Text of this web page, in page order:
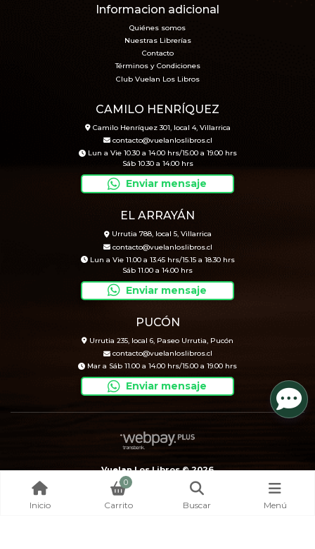
Informacion adicional
Quiénes somos
Nuestras Librerías
Contacto
Términos y Condiciones
Club Vuelan Los Libros
CAMILO HENRÍQUEZ
Camilo Henríquez 301, local 4, Villarrica
contacto@vuelanloslibros.cl
Lun a Vie 10.30 a 14.00 hrs/15.00 a 19.00 hrs
Sáb 10.30 a 14.00 hrs
Enviar mensaje
EL ARRAYÁN
Urrutia 788, local 5, Villarrica
contacto@vuelanloslibros.cl
Lun a Vie 11.00 a 13.45 hrs/15.15 a 18.30 hrs
Sáb 11.00 a 14.00 hrs
Enviar mensaje
PUCÓN
Urrutia 235, local 6, Paseo Urrutia, Pucón
contacto@vuelanloslibros.cl
Mar a Sáb 11.00 a 14.00 hrs/15.00 a 19.00 hrs
Enviar mensaje
Vuelan Los Libros © 2026
Creado por
Bsale
Inicio
0
Carrito Buscar Menú